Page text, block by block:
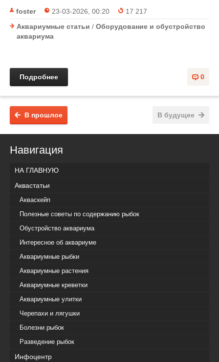
foster 23-03-2026, 00:20
17 217
Аквариумные статьи / Оборудование и обустройство
аквариума
0
Подробнее
В будущее
В прошлое
Навигация
НА ГЛАВНУЮ
Аквастатьи
Акваскейп
Полезные советы по содержанию рыбок
Обустройство аквариума
Интересное об аквариуме
Аквариумные рыбки
Аквариумные растения
Аквариумные креветки
Аквариумные улитки
Черепахи и лягушки
Болезни рыбок
Разведение рыбок
Инфоцентр